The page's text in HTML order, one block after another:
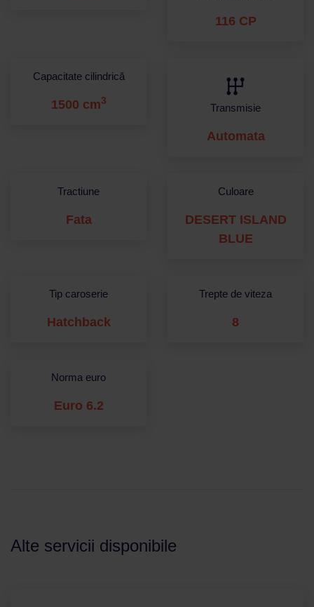
116 CP
Capacitate cilindrică
1500 cm3
Transmisie
Automata
Tractiune
Fata
Culoare
DESERT ISLAND
BLUE
Tip caroserie
Hatchback
Trepte de viteza
8
Norma euro
Euro 6.2
Alte servicii disponibile